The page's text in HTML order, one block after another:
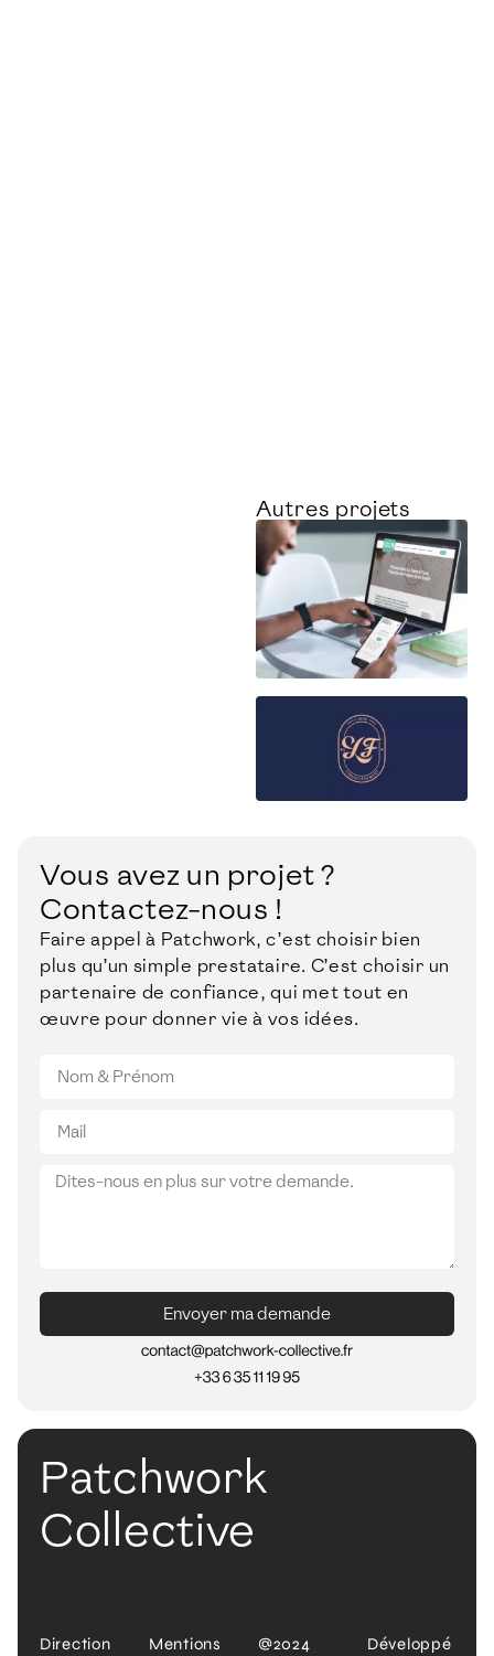
Autres projets
Vous avez un projet ?
Contactez-nous !
Faire appel à Patchwork, c’est choisir bien
plus qu’un simple prestataire. C’est choisir un
partenaire de confiance, qui met tout en
œuvre pour donner vie à vos idées.
Envoyer ma demande
Patchwork
Collective
Direction
Mentions
@2024
Développé